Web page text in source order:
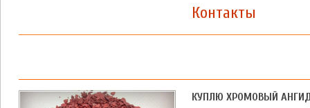
Контакты
КУПЛЮ ХРОМОВЫЙ